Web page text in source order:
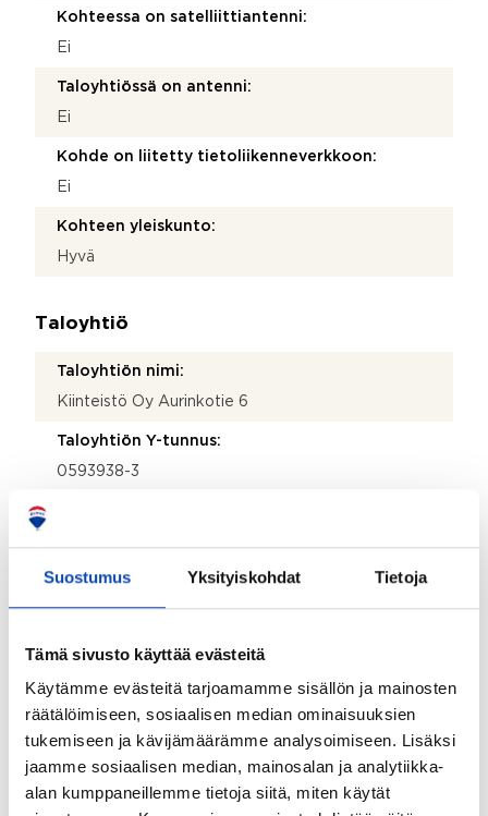
Suostumus Yksityiskohdat Tietoja
Tämä sivusto käyttää evästeitä
Käytämme evästeitä tarjoamamme sisällön ja mainosten
räätälöimiseen, sosiaalisen median ominaisuuksien
tukemiseen ja kävijämäärämme analysoimiseen. Lisäksi
jaamme sosiaalisen median, mainosalan ja analytiikka-
alan kumppaneillemme tietoja siitä, miten käytät
Kohteessa on satelliittiantenni:
Ei
Taloyhtiössä on antenni:
Ei
Kohde on liitetty tietoliikenneverkkoon:
Ei
Kohteen yleiskunto:
Hyvä
Taloyhtiö
Taloyhtiön nimi:
Kiinteistö Oy Aurinkotie 6
Taloyhtiön Y-tunnus:
0593938-3
Kiinteistönhoidosta vastaa:
Huoltoyhtiö
Lisätietoja kiinteistönhoidosta:
Jarmo Hyvönen, Beneficum pestapruuri, 040-
Isännöitsijätoimisto:
Huoltoisännöinti Oy Uslin Ab
Isännöitsijän nimi: